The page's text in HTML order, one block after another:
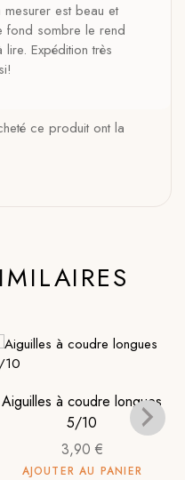
est beau et
fond sombre le rend
Expédition très
ce produit ont la
Aiguilles à coudre longues
5/10
3,90 €
AJOUTER AU PANIER